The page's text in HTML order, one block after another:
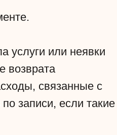
услуги или неявки
возврата
связанные с
записи, если такие